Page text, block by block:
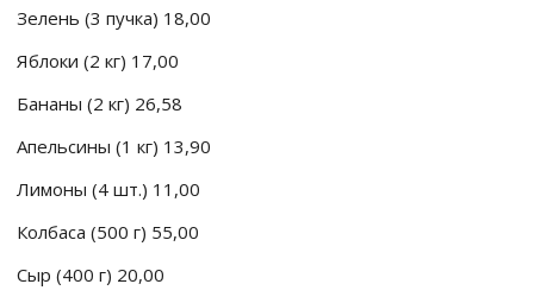
Зелень (3 пучка) 18,00
Яблоки (2 кг) 17,00
Бананы (2 кг) 26,58
Апельсины (1 кг) 13,90
Лимоны (4 шт.) 11,00
Колбаса (500 г) 55,00
Сыр (400 г) 20,00